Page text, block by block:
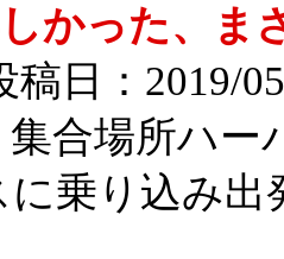
かった、ま
稿日：2019/
合場所ハー
に乗り込み出